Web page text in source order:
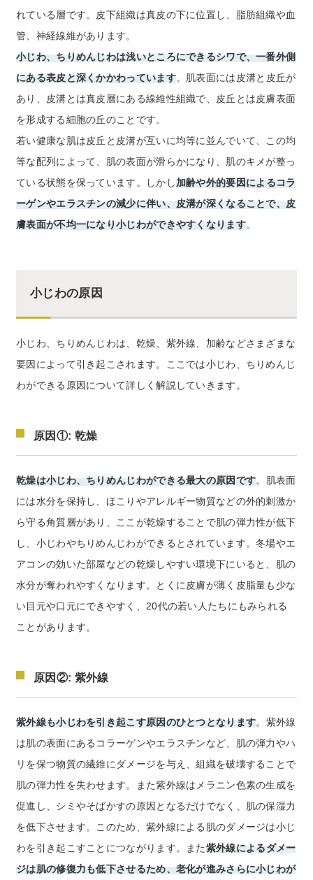
れている層です。皮下組織は真皮の下に位置し、脂肪組織や血
管、神経線維があります。
小じわ、ちりめんじわは浅いところにできるシワで、一番外側
にある表皮と深くかかわっています。肌表面には皮溝と皮丘が
あり、皮溝とは真皮層にある線維性組織で、皮丘とは皮膚表面
を形成する細胞の丘のことです。
若い健康な肌は皮丘と皮溝が互いに均等に並んでいて、この均
等な配列によって、肌の表面が滑らかになり、肌のキメが整っ
ている状態を保っています。しかし加齢や外的要因によるコラ
ーゲンやエラスチンの減少に伴い、皮溝が深くなることで、皮
膚表面が不均一になり小じわができやすくなります。
小じわの原因
小じわ、ちりめんじわは、乾燥、紫外線、加齢などさまざまな
要因によって引き起こされます。ここでは小じわ、ちりめんじ
わができる原因について詳しく解説していきます。
原因①: 乾燥
乾燥は小じわ、ちりめんじわができる最大の原因です。肌表面
には水分を保持し、ほこりやアレルギー物質などの外的刺激か
ら守る角質層があり、ここが乾燥することで肌の弾力性が低下
し、小じわやちりめんじわができるとされています。冬場やエ
アコンの効いた部屋などの乾燥しやすい環境下にいると、肌の
水分が奪われやすくなります。とくに皮膚が薄く皮脂量も少な
い目元や口元にできやすく、20代の若い人たちにもみられる
ことがあります。
原因②: 紫外線
紫外線も小じわを引き起こす原因のひとつとなります。紫外線
は肌の表面にあるコラーゲンやエラスチンなど、肌の弾力やハ
リを保つ物質の繊維にダメージを与え、組織を破壊することで
肌の弾力性を失わせます。また紫外線はメラニン色素の生成を
促進し、シミやそばかすの原因となるだけでなく、肌の保湿力
を低下させます。このため、紫外線による肌のダメージは小じ
わを引き起こすことにつながります。また紫外線によるダメー
ジは肌の修復力も低下させるため、老化が進みさらに小じわが